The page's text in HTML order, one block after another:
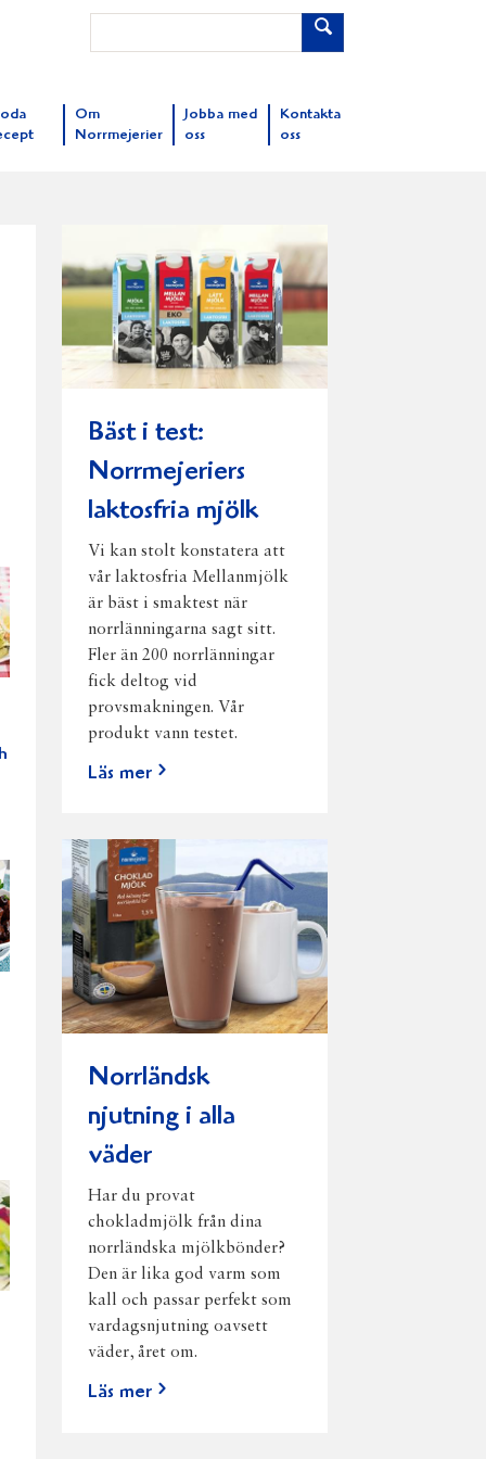
Om
Norrmejerier
Jobba med
oss
Kontakta
oss
Bäst i test:
Norrmejeriers
laktosfria mjölk
Vi kan stolt konstatera att
vår laktosfria Mellanmjölk
är bäst i smaktest när
norrlänningarna sagt sitt.
Fler än 200 norrlänningar
fick deltog vid
provsmakningen. Vår
produkt vann testet.
Läs mer
Norrländsk
njutning i alla
väder
Har du provat
chokladmjölk från dina
norrländska mjölkbönder?
Den är lika god varm som
kall och passar perfekt som
vardagsnjutning oavsett
väder, året om.
Läs mer